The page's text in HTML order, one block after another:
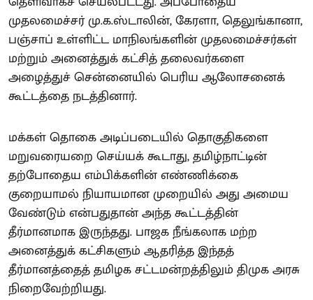
முதலமைச்சர் மு.க.ஸ்டாலின், கேரளா, தெலுங்கானா,
பஞ்சாப் உள்ளிட்ட மாநிலங்களின் முதலமைச்சர்கள்
மற்றும் அனைத்துக் கட்சித் தலைவர்களை
அழைத்துச் சென்னையில் பெரிய ஆலோசனைக்
கூட்டத்தை நடத்தினார்.
மக்கள் தொகை அடிப்படையில் தொகுதிகளை
மறுவரையறை செய்யக் கூடாது, தமிழ்நாட்டின்
தற்போதைய எம்பிக்களின் எண்ணிக்கை
குறையாமல் நியாயமான முறையில் அது அமைய
வேண்டும் என்பதுதான் அந்த கூட்டத்தின்
தீர்மானமாக இருந்தது. பாஜக நீங்கலாக மற்ற
அனைத்துக் கட்சிகளும் ஆதரித்த இந்தத்
தீர்மானத்தைத் தமிழக சட்டமன்றத்திலும் திமுக அரசு
நிறைவேற்றியது.